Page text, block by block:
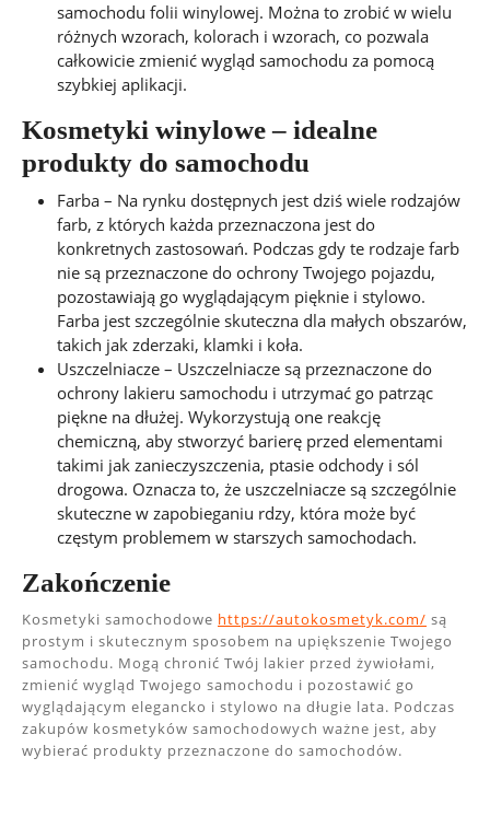
samochodu folii winylowej. Można to zrobić w wielu
różnych wzorach, kolorach i wzorach, co pozwala
całkowicie zmienić wygląd samochodu za pomocą
szybkiej aplikacji.
Kosmetyki winylowe – idealne
produkty do samochodu
Farba – Na rynku dostępnych jest dziś wiele rodzajów
farb, z których każda przeznaczona jest do
konkretnych zastosowań. Podczas gdy te rodzaje farb
nie są przeznaczone do ochrony Twojego pojazdu,
pozostawiają go wyglądającym pięknie i stylowo.
Farba jest szczególnie skuteczna dla małych obszarów,
takich jak zderzaki, klamki i koła.
Uszczelniacze – Uszczelniacze są przeznaczone do
ochrony lakieru samochodu i utrzymać go patrząc
piękne na dłużej. Wykorzystują one reakcję
chemiczną, aby stworzyć barierę przed elementami
takimi jak zanieczyszczenia, ptasie odchody i sól
drogowa. Oznacza to, że uszczelniacze są szczególnie
skuteczne w zapobieganiu rdzy, która może być
częstym problemem w starszych samochodach.
Zakończenie
Kosmetyki samochodowe https://autokosmetyk.com/ są
prostym i skutecznym sposobem na upiększenie Twojego
samochodu. Mogą chronić Twój lakier przed żywiołami,
zmienić wygląd Twojego samochodu i pozostawić go
wyglądającym elegancko i stylowo na długie lata. Podczas
zakupów kosmetyków samochodowych ważne jest, aby
wybierać produkty przeznaczone do samochodów.